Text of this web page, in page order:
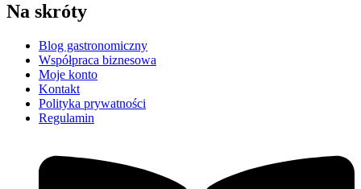
Na skróty
Blog gastronomiczny
Współpraca biznesowa
Moje konto
Kontakt
Polityka prywatności
Regulamin